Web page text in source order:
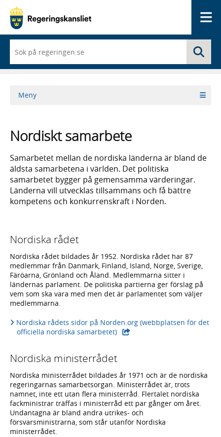
du
börjar
skriva
framträder
sökförslag
Meny
Nordiskt samarbete
Samarbetet mellan de nordiska länderna är bland de
äldsta samarbetena i världen. Det politiska
samarbetet bygger på gemensamma värderingar.
Länderna vill utvecklas tillsammans och få bättre
kompetens och konkurrenskraft i Norden.
Nordiska rådet
Nordiska rådet bildades år 1952. Nordiska rådet har 87
medlemmar från Danmark, Finland, Island, Norge, Sverige,
Färöarna, Grönland och Åland. Medlemmarna sitter i
ländernas parlament. De politiska partierna ger förslag på
vem som ska vara med men det är parlamentet som väljer
medlemmarna.
Nordiska rådets sidor på Norden.org (webbplatsen för det
officiella nordiska samarbetet)
Nordiska ministerrådet
Nordiska ministerrådet bildades år 1971 och är de nordiska
regeringarnas samarbetsorgan. Ministerrådet är, trots
namnet, inte ett utan flera ministerråd. Flertalet nordiska
fackministrar träffas i ministerråd ett par gånger om året.
Undantagna är bland andra utrikes- och
försvarsministrarna, som står utanför Nordiska
ministerrådet.